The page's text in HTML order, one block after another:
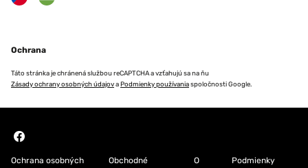
Ochrana
Táto stránka je chránená službou reCAPTCHA a vzťahujú sa na ňu
Zásady ochrany osobných údajovaPodmienky používaniaspoločnosti Google.
Ochrana osobných Obchodné O Podmienky